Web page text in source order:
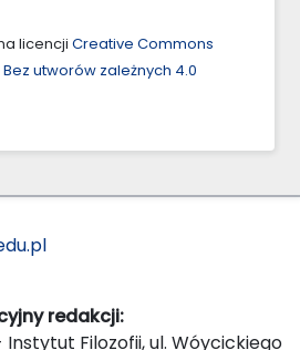
licencji Creative Commons
utworów zależnych 4.0
redakcji:
Instytut Filozofii, ul. Wóycickiego